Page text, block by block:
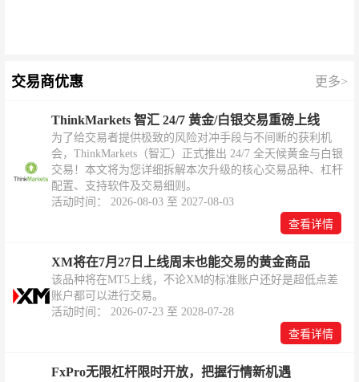
交易商优惠 更多>
ThinkMarkets 智汇 24/7 黄金/白银交易重磅上线
为了给交易者提供极致的风险对冲手段与不间断的获利机
会，ThinkMarkets（智汇）正式推出 24/7 全天候黄金与白银
交易！本文将为您详细拆解本次升级的核心交易品种、杠杆
配置、支持软件及交易细则。
活动时间： 2026-08-03 至 2027-08-03
查看详情
XM将在7月27日上线周末也能交易的黄金商品
该品种将在MT5上线，不论XM的标准账户还好是超低点差
账户都可以进行交易。
活动时间： 2026-07-23 至 2028-07-28
查看详情
FxPro无限杠杆限时开放，把握行情新机遇